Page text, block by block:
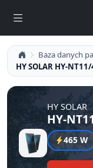
Baza danych
HY SOLAR HY-
HY SOLAR
HY-
465 W